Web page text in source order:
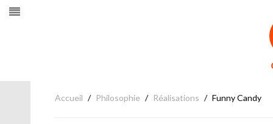
Accueil Philosophie Réalisations Funny Candy